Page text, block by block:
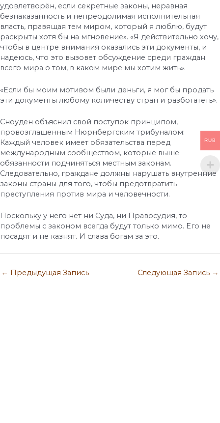
удовлетворён, если секретные законы, неравная
безнаказанность и непреодолимая исполнительная
власть, правящая тем миром, который я люблю, будут
раскрыты хотя бы на мгновение». «Я действительно хочу,
чтобы в центре внимания оказались эти документы, и
надеюсь, что это вызовет обсуждение среди граждан
всего мира о том, в каком мире мы хотим жить».
«Если бы моим мотивом были деньги, я мог бы продать
эти документы любому количеству стран и разбогатеть».
Сноуден объяснил свой поступок принципом,
провозглашенным Нюрнбергским трибуналом:
Каждый человек имеет обязательства перед
международным сообществом, которые выше
обязанности подчиняться местным законам.
Следовательно, граждане должны нарушать внутренние
законы страны для того, чтобы предотвратить
преступления против мира и человечности.
Поскольку у него нет ни Суда, ни Правосудия, то
проблемы с законом всегда будут только мимо. Его не
посадят и не казнят. И слава богам за это.
← Предыдущая Запись Следующая Запись →
RUB